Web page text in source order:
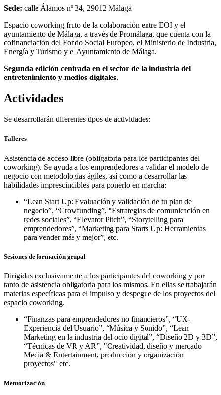
Sede: calle Álamos nº 34, 29012 Málaga
Espacio coworking fruto de la colaboración entre EOI y el
ayuntamiento de Málaga, a través de Promálaga, que cuenta con la
cofinanciación del Fondo Social Europeo, el Ministerio de Industria,
Energía y Turismo y el Ayuntamiento de Málaga.
Segunda edición centrada en el sector de la industria del
entretenimiento y medios digitales.
Actividades
Se desarrollarán diferentes tipos de actividades:
Talleres
Asistencia de acceso libre (obligatoria para los participantes del
coworking). Se ayuda a los emprendedores a validar el modelo de
negocio con metodologías ágiles, así como a desarrollar las
habilidades imprescindibles para ponerlo en marcha:
“Lean Start Up: Evaluación y validación de tu plan de
negocio”, “Crowfunding”, “Estrategias de comunicación en
redes sociales”, “Elevator Pitch”, “Storytelling para
emprendedores”, “Marketing para Starts Up: Herramientas
para vender más y mejor”, etc.
Sesiones de formación grupal
Dirigidas exclusivamente a los participantes del coworking y por
tanto de asistencia obligatoria para los mismos. En ellas se trabajarán
materias específicas para el impulso y despegue de los proyectos del
espacio coworking.
“Finanzas para emprendedores no financieros”, “UX-
Experiencia del Usuario”, “Música y Sonido”, “Lean
Marketing en la industria del ocio digital”, “Diseño 2D y 3D”,
“Técnicas de VR y AR”, "Creatividad, diseño y mercado
Media & Entertainment, producción y organización
proyectos" etc.
Mentorización